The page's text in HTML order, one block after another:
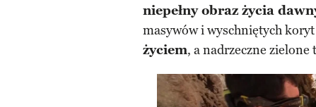
niepełny obraz życia
masywów i wyschniętych
życiem, a nadrzeczne zielone